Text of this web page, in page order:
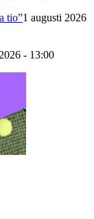
tio”1 augusti 2026
- 13:00